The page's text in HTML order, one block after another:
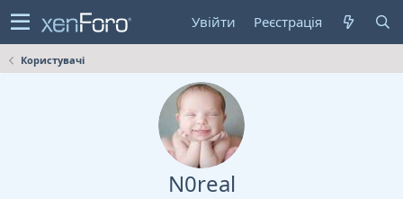
Увійти Реєстрація
Користувачі
N0real